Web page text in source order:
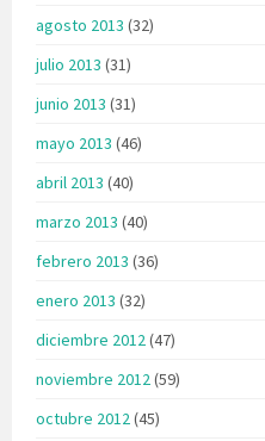
agosto 2013 (32)
julio 2013 (31)
junio 2013 (31)
mayo 2013 (46)
abril 2013 (40)
marzo 2013 (40)
febrero 2013 (36)
enero 2013 (32)
diciembre 2012(47)
noviembre 2012(59)
octubre 2012(45)